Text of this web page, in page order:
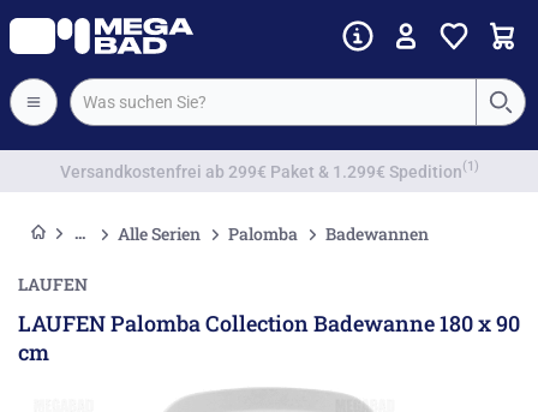
Vorkassenrabatt
Alle Serien Palomba Badewannen
LAUFEN
LAUFEN Palomba Collection Badewanne 180 x 90
cm